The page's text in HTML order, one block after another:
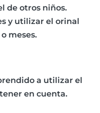
de otros niños.
y utilizar el orinal
meses.
a utilizar el
en cuenta.